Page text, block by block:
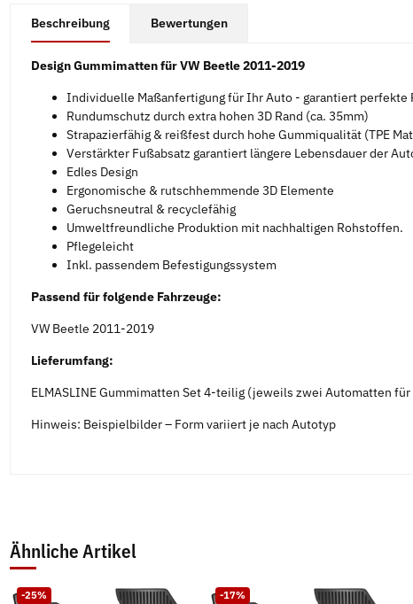
Beschreibung Bewertungen
Design Gummimatten für VW Beetle 2011-2019
Individuelle Maßanfertigung für Ihr Auto - garantiert perfekte
Rundumschutz durch extra hohen 3D Rand (ca. 35mm)
Strapazierfähig & reißfest durch hohe Gummiqualität (TPE
Verstärkter Fußabsatz garantiert längere Lebensdauer der
Edles Design
Ergonomische & rutschhemmende 3D Elemente
Geruchsneutral & recyclefähig
Umweltfreundliche Produktion mit nachhaltigen Rohstoffen.
Pflegeleicht
Inkl. passendem Befestigungssystem
Passend für folgende Fahrzeuge:
VW Beetle 2011-2019
Lieferumfang:
ELMASLINE Gummimatten Set 4-teilig (jeweils zwei Automatten
Hinweis: Beispielbilder – Form variiert je nach Autotyp
Ähnliche Artikel
-25% -17%